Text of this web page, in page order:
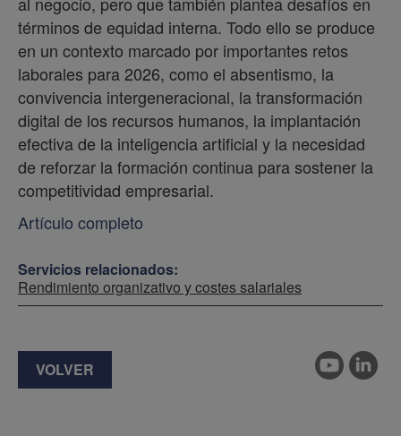
términos de equidad interna. Todo ello se produce
en un contexto marcado por importantes retos
laborales para 2026, como el absentismo, la
convivencia intergeneracional, la transformación
digital de los recursos humanos, la implantación
efectiva de la inteligencia artificial y la necesidad
de reforzar la formación continua para sostener la
competitividad empresarial.
Artículo completo
Servicios relacionados:
Rendimiento organizativo y costes salariales
VOLVER